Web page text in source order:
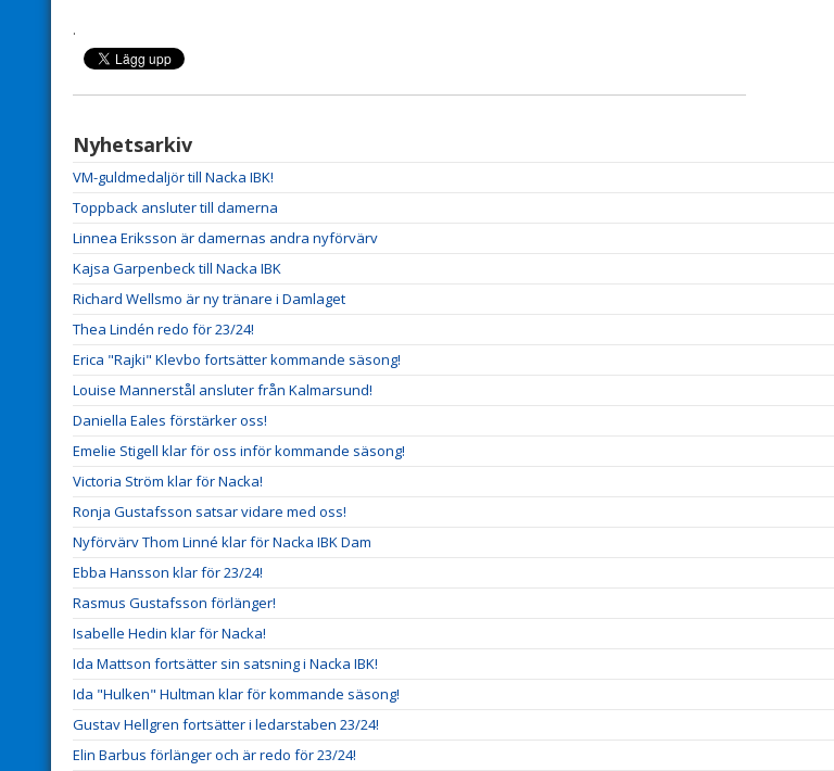
.
Nyhetsarkiv
VM-guldmedaljör till Nacka IBK!
Toppback ansluter till damerna
Linnea Eriksson är damernas andra nyförvärv
Kajsa Garpenbeck till Nacka IBK
Richard Wellsmo är ny tränare i Damlaget
Thea Lindén redo för 23/24!
Erica "Rajki" Klevbo fortsätter kommande säsong!
Louise Mannerstål ansluter från Kalmarsund!
Daniella Eales förstärker oss!
Emelie Stigell klar för oss inför kommande säsong!
Victoria Ström klar för Nacka!
Ronja Gustafsson satsar vidare med oss!
Nyförvärv Thom Linné klar för Nacka IBK Dam
Ebba Hansson klar för 23/24!
Rasmus Gustafsson förlänger!
Isabelle Hedin klar för Nacka!
Ida Mattson fortsätter sin satsning i Nacka IBK!
Ida "Hulken" Hultman klar för kommande säsong!
Gustav Hellgren fortsätter i ledarstaben 23/24!
Elin Barbus förlänger och är redo för 23/24!